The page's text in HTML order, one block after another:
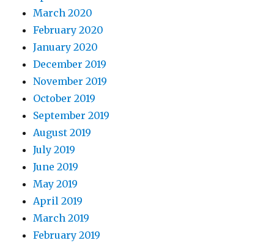
March 2020
February 2020
January 2020
December 2019
November 2019
October 2019
September 2019
August 2019
July 2019
June 2019
May 2019
April 2019
March 2019
February 2019